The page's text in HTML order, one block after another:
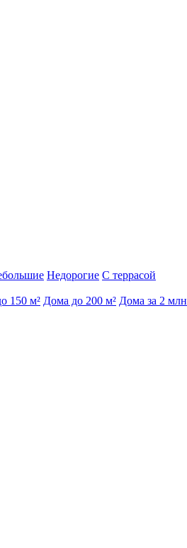
Недорогие С террасой
150 м² Дома до 200 м² Дома за 2 млн